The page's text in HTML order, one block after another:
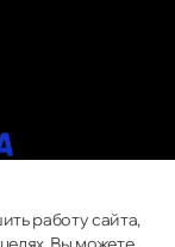
работу сайта,